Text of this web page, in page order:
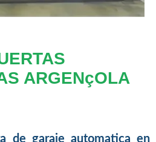
ARGENçOLA
de garaje automatica en